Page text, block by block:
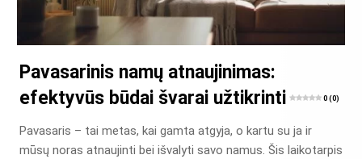
Pavasarinis namų atnaujinimas:
efektyvūs būdai švarai užtikrinti
0 (0)
Pavasaris – tai metas, kai gamta atgyja, o kartu su ja ir
mūsų noras atnaujinti bei išvalyti savo namus. Šis laikotarpis